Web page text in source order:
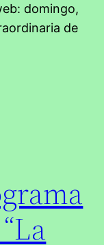
domingo,
de